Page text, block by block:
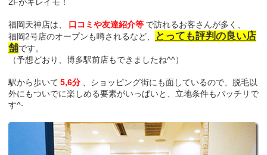
福岡天神店は、 口コミや友達紹介等 で訪れるお客さんが多く、
福岡2号店のオープンも噂されるなど、
とっても評判の良い店
舗です。
（予想どおり、博多駅前店もできましたね^^）
駅から歩いて 5,6分
、ショッピング街にも面しているので、脱毛以
外にもついでに楽しめる要素がいっぱいと、立地条件もバッチリで
す^-